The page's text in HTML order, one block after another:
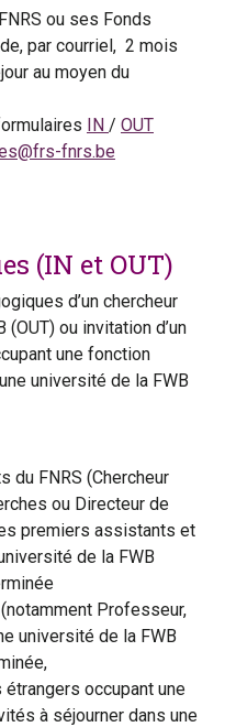
ou ses Fonds
par courriel, 2 mois
au moyen du
IN / OUT
fnrs.be
(IN et OUT)
d’un chercheur
ou invitation d’un
une fonction
université de la FWB
du FNRS (Chercheur
ou Directeur de
premiers assistants et
de la FWB
Professeur,
université de la FWB
occupant une
à séjourner dans une